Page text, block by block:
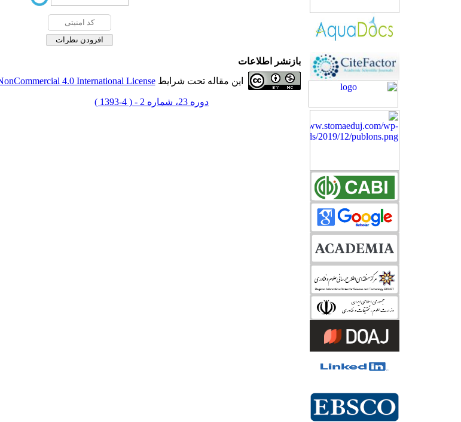
بازنشر اطلاعات
این مقاله تحت شرایط4.0 International License
دوره 23، شماره 2 - ( 4-1393 )